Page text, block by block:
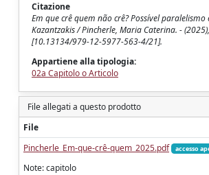
Citazione
Em que crê quem não crê? Possível
Kazantzakis / Pincherle, Maria Caterina. -
[10.13134/979-12-5977-563-4/21].
Appartiene alla tipologia:
02a Capitolo o Articolo
File allegati a questo prodotto
File
Pincherle_Em-que-crê-quem_2025.pdf
accesso
Note: capitolo